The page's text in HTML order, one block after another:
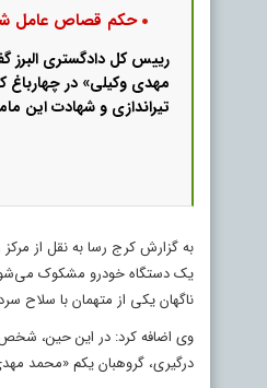
حکم قصاص عامل
رییس کل دادگستری
مهدی وکیلی» در چهارباغ
تیراندازی و شهادت این
به گزارش کرج رسا به نقل از
یک دستگاه خودرو مشکوک
ناگهان یکی از متهمان با سلاح
وی اضافه کرد: در این حین،
درگیری، گروهبان یکم «محمد